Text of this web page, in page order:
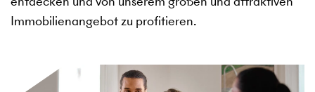
Immobilienangebot zu profitieren.